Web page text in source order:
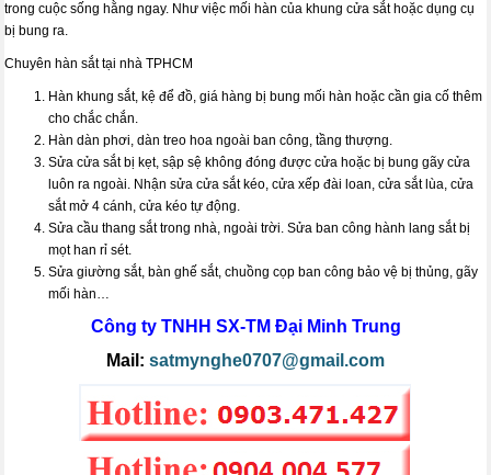
trong cuộc sống hằng ngay. Như việc mối hàn của khung cửa sắt hoặc dụng cụ
bị bung ra.
Chuyên hàn sắt tại nhà TPHCM
Hàn khung sắt, kệ để đồ, giá hàng bị bung mối hàn hoặc cần gia cố thêm
cho chắc chắn.
Hàn dàn phơi, dàn treo hoa ngoài ban công, tầng thượng.
Sửa cửa sắt bị kẹt, sập sệ không đóng được cửa hoặc bị bung gãy cửa
luôn ra ngoài. Nhận sửa cửa sắt kéo, cửa xếp đài loan, cửa sắt lùa, cửa
sắt mở 4 cánh, cửa kéo tự động.
Sửa cầu thang sắt trong nhà, ngoài trời. Sửa ban công hành lang sắt bị
mọt han rỉ sét.
Sửa giường sắt, bàn ghế sắt, chuồng cọp ban công bảo vệ bị thủng, gãy
mối hàn…
Công ty TNHH SX-TM Đại Minh Trung
Mail: satmynghe0707@gmail.com